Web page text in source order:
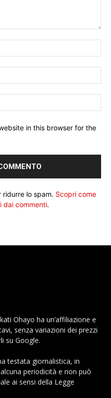
in this browser for the
ridurre lo spam. Scopri come
dai commenti.
Ohayo ha un’affiliazione e
senza variazioni dei prezzi
su Google.
testata giornalistica, in
periodicità e non può
ai sensi della Legge